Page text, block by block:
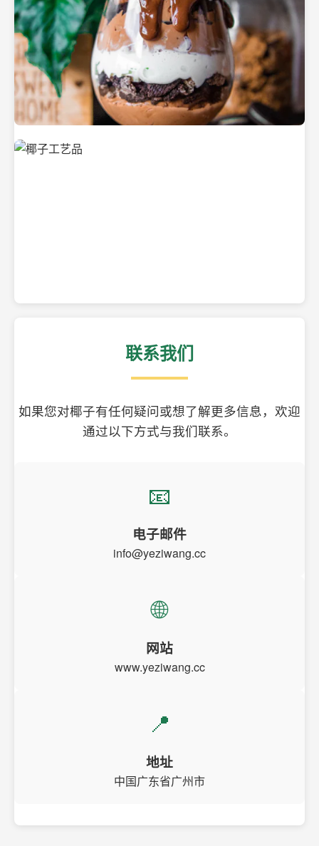
美味的椰子食品
联系我们
如果您对椰子有任何疑问或想了解更多信息，欢迎
通过以下方式与我们联系。
📧
电子邮件
info@yeziwang.cc
🌐
网站
www.yeziwang.cc
📍
地址
中国广东省广州市